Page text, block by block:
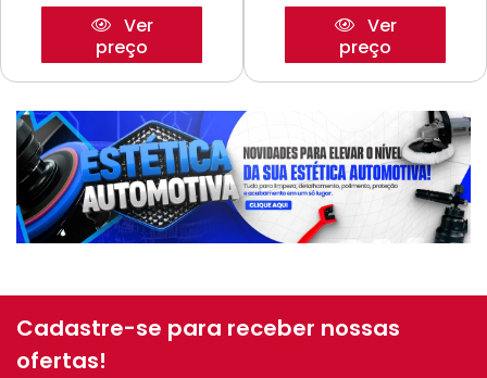
Ver
preço
Ver
preço
Cadastre-se para receber nossas
ofertas!